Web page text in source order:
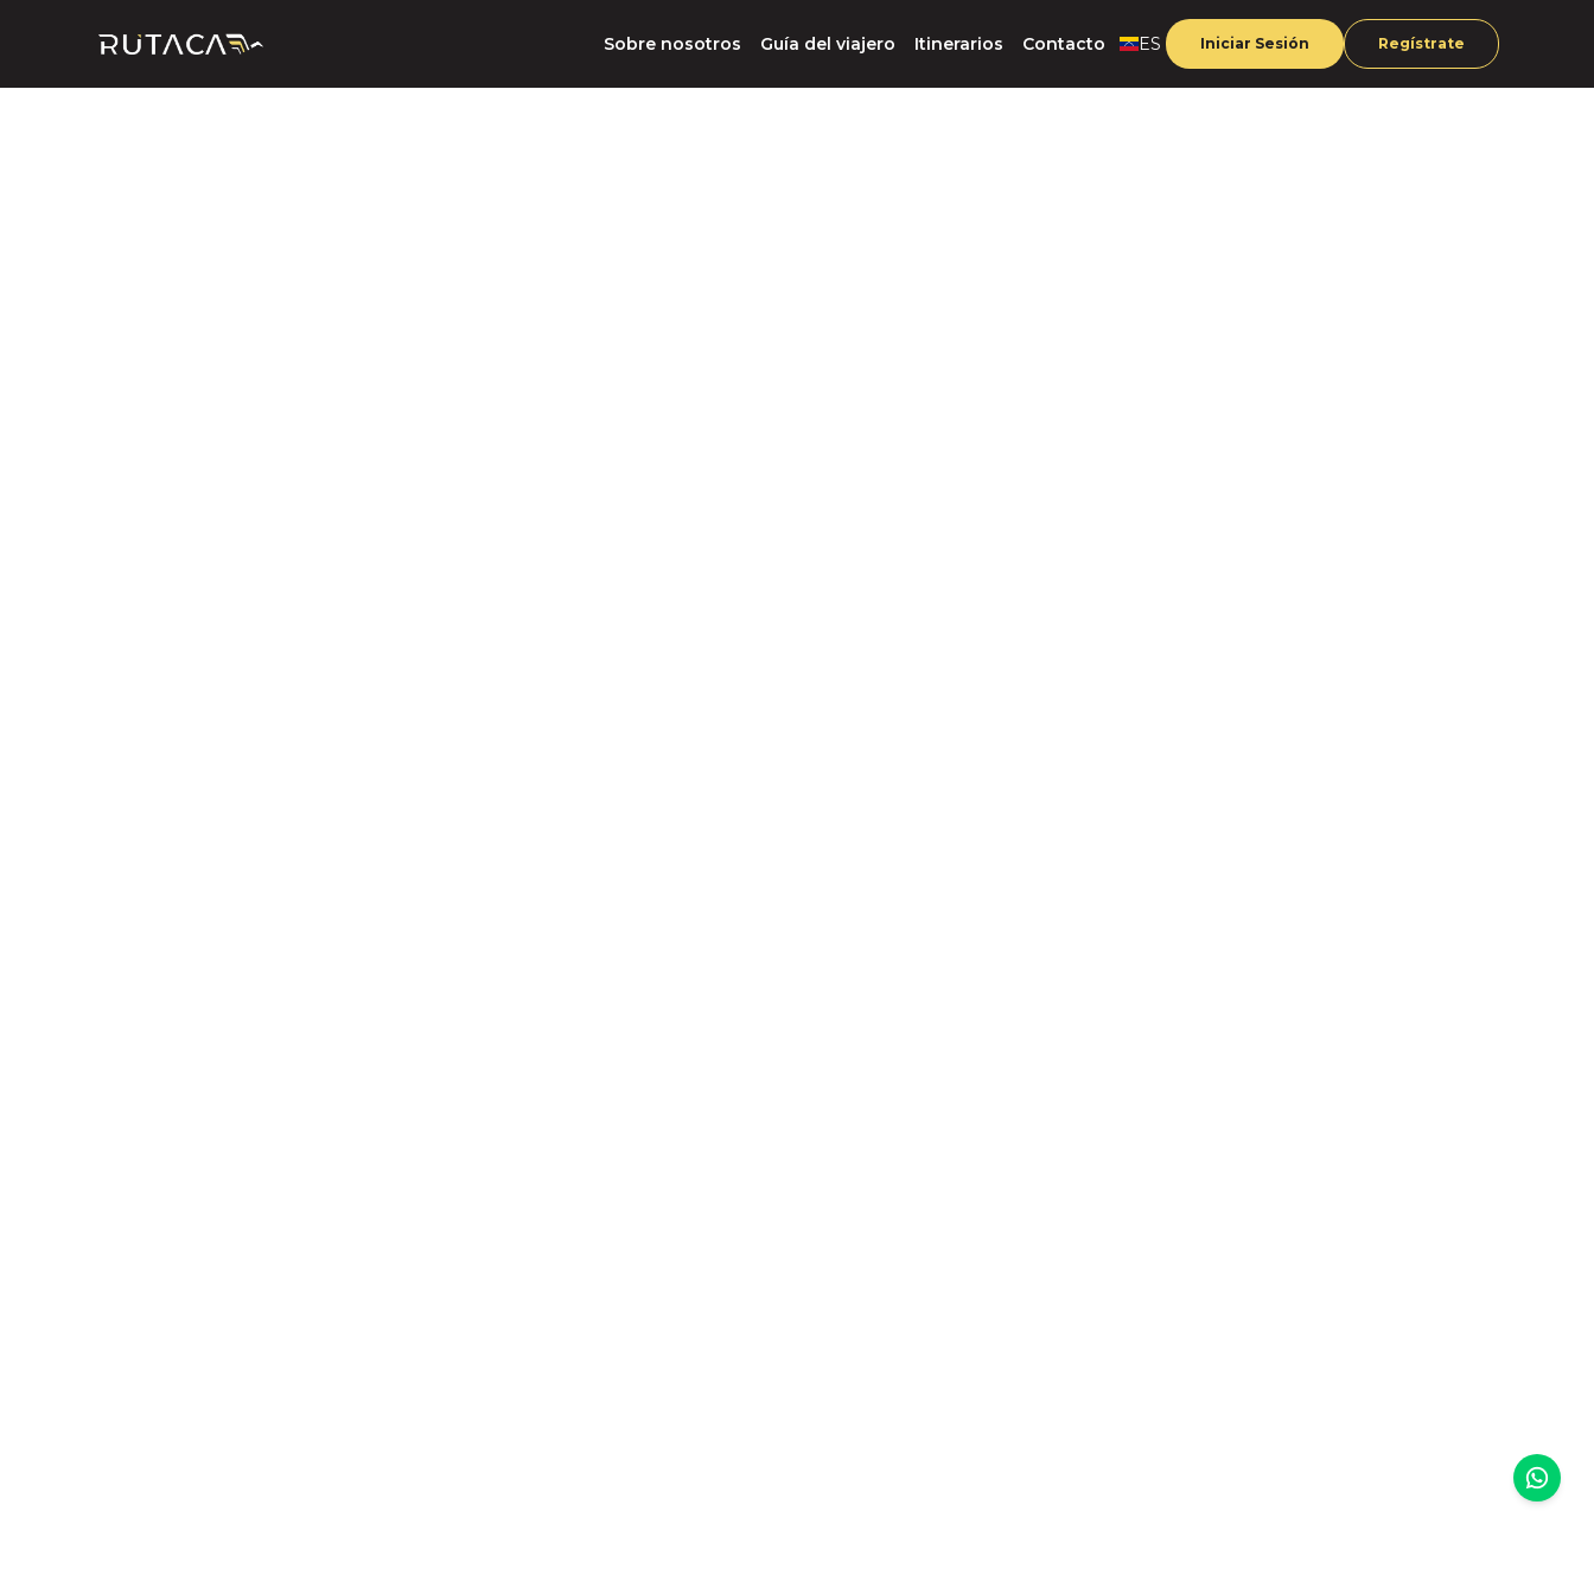
Sobre nosotros Guía del viajero Itinerarios Contacto ES Iniciar Sesión Regístrate